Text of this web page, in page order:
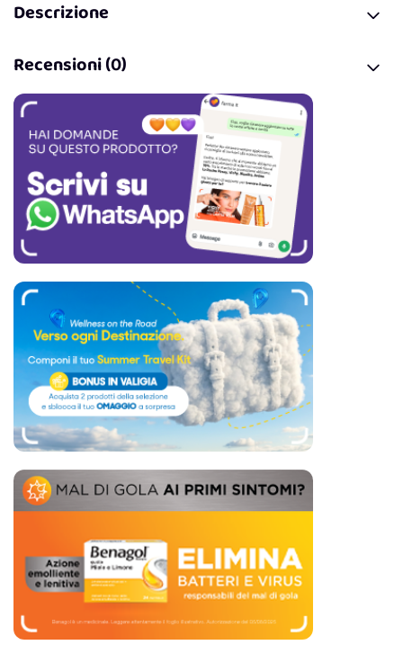
Descrizione
Recensioni (0)